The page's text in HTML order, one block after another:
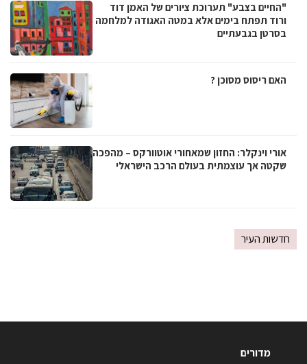
"החיים בצבע" תערוכת ציורים של האמן דוד
ורוד תפתח בימים אלא במטה האגודה למלחמה
בסרטן בגבעתיים
האם ריסוס מסוכן ?
אורי וינקלר: החזון שמאחורי אוטוורקס – מהפכה
שקטה אך עוצמתית בעולם הרכב הישראלי
חדשות העיר
מדורים